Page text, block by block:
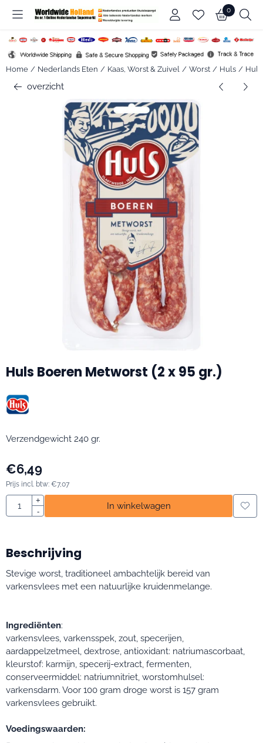
Cookievoorkeuren zijn beschikbaar. Kies instellingen of sta alle
0
Home / Nederlands Eten / Kaas, Worst & Zuivel / Worst / Huls /
overzicht
Huls Boeren Metworst (2 x 95 gr.)
Verzendgewicht 240 gr.
€6,49
Prijs incl. btw: €7,07
Aantal
+
-
In winkelwagen
Beschrijving
Stevige worst, traditioneel ambachtelijk bereid van
varkensvlees met een natuurlijke kruidenmelange.
Ingrediënten:
varkensvlees, varkensspek, zout, specerijen,
aardappelzetmeel, dextrose, antioxidant: natriumascorbaat,
kleurstof: karmijn, specerij-extract, fermenten,
conserveermiddel: natriumnitriet, worstomhulsel:
varkensdarm. Voor 100 gram droge worst is 157 gram
varkensvlees gebruikt.
Voedingswaarden: